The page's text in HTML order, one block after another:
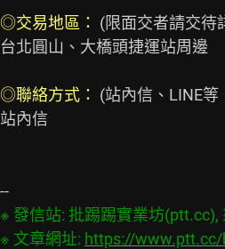
◎交易地區： (限面交者請交待
台北圓山、大橋頭捷運站周邊
◎聯絡方式： (站內信、LINE
站內信
※ 發信站: 批踢踢實業坊
※ 文章網址: https://www.ptt.cc/